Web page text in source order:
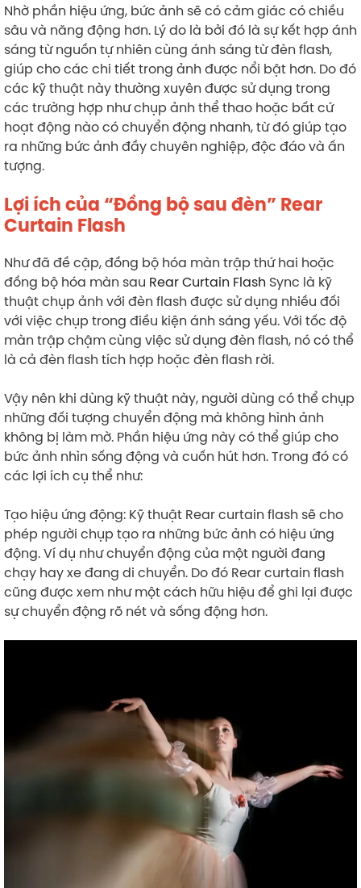
Nhờ phần hiệu ứng, bức ảnh sẽ có cảm giác có chiều
sâu và năng động hơn. Lý do là bởi đó là sự kết hợp ánh
sáng từ nguồn tự nhiên cùng ánh sáng từ đèn flash,
giúp cho các chi tiết trong ảnh được nổi bật hơn. Do đó
các kỹ thuật này thường xuyên được sử dụng trong
các trường hợp như chụp ảnh thể thao hoặc bất cứ
hoạt động nào có chuyển động nhanh, từ đó giúp tạo
ra những bức ảnh đầy chuyên nghiệp, độc đáo và ấn
tượng.
Lợi ích của “Đồng bộ sau đèn” Rear
Curtain Flash
Như đã đề cập, đồng bộ hóa màn trập thứ hai hoặc
đồng bộ hóa màn sau Rear Curtain Flash Sync là kỹ
thuật chụp ảnh với đèn flash được sử dụng nhiều đối
với việc chụp trong điều kiện ánh sáng yếu. Với tốc độ
màn trập chậm cùng việc sử dụng đèn flash, nó có thể
là cả đèn flash tích hợp hoặc đèn flash rời.
Vậy nên khi dùng kỹ thuật này, người dùng có thể chụp
những đối tượng chuyển động mà không hình ảnh
không bị làm mờ. Phần hiệu ứng này có thể giúp cho
bức ảnh nhìn sống động và cuốn hút hơn. Trong đó có
các lợi ích cụ thể như:
Tạo hiệu ứng động: Kỹ thuật Rear curtain flash sẽ cho
phép người chụp tạo ra những bức ảnh có hiệu ứng
động. Ví dụ như chuyển động của một người đang
chạy hay xe đang di chuyển. Do đó Rear curtain flash
cũng được xem như một cách hữu hiệu để ghi lại được
sự chuyển động rõ nét và sống động hơn.